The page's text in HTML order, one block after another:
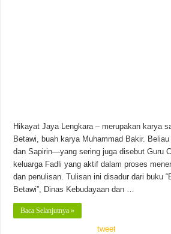
Hikayat Jaya Lengkara – merupakan karya
Betawi, buah karya Muhammad Bakir.
dan Sapirin—yang sering juga disebut Guru
keluarga Fadli yang aktif dalam proses
dan penulisan. Tulisan ini disadur dari buku
Betawi”, Dinas Kebudayaan dan …
Baca Selanjutnya »
tweet